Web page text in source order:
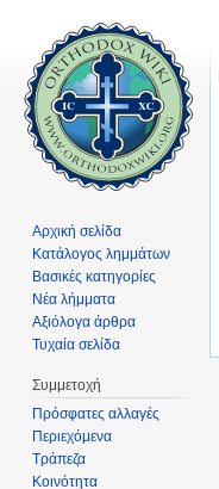
Αρχική σελίδα
Κατάλογος λημμάτων
Βασικές κατηγορίες
Νέα λήμματα
Αξιόλογα άρθρα
Τυχαία σελίδα
Συμμετοχή
Πρόσφατες αλλαγές
Περιεχόμενα
Τράπεζα
Κοινότητα